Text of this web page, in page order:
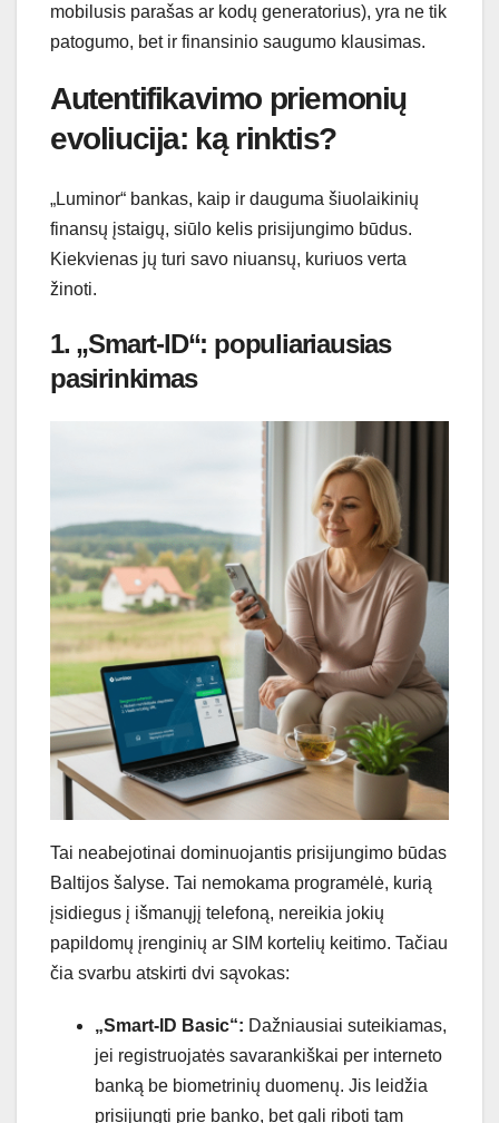
mobilusis parašas ar kodų generatorius), yra ne tik
patogumo, bet ir finansinio saugumo klausimas.
Autentifikavimo priemonių
evoliucija: ką rinktis?
„Luminor“ bankas, kaip ir dauguma šiuolaikinių
finansų įstaigų, siūlo kelis prisijungimo būdus.
Kiekvienas jų turi savo niuansų, kuriuos verta
žinoti.
1. „Smart-ID“: populiariausias
pasirinkimas
Tai neabejotinai dominuojantis prisijungimo būdas
Baltijos šalyse. Tai nemokama programėlė, kurią
įsidiegus į išmanųjį telefoną, nereikia jokių
papildomų įrenginių ar SIM kortelių keitimo. Tačiau
čia svarbu atskirti dvi sąvokas:
„Smart-ID Basic“: Dažniausiai suteikiamas,
jei registruojatės savarankiškai per interneto
banką be biometrinių duomenų. Jis leidžia
prisijungti prie banko, bet gali riboti tam